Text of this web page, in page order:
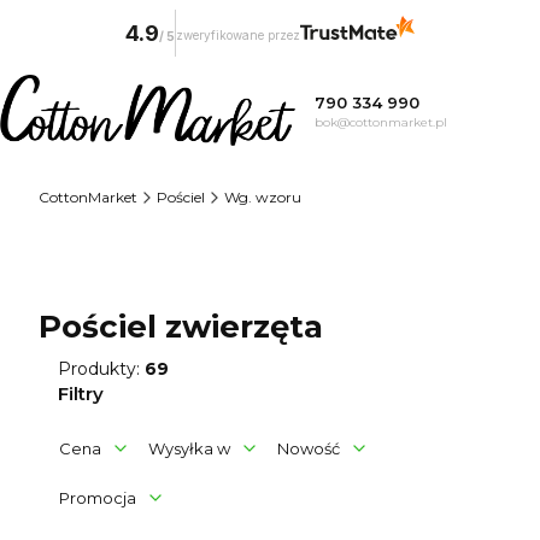
790 334 990
bok@cottonmarket.pl
CottonMarket Pościel Wg. wzoru
Pościel zwierzęta
Produkty: 69
Filtry
Cena Wysyłka w Nowość
Promocja
4.9/ 5 zweryfikowane przez